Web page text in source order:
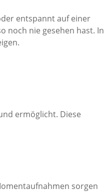
entspannt auf einer
noch nie gesehen hast. In
ermöglicht. Diese
sorgen